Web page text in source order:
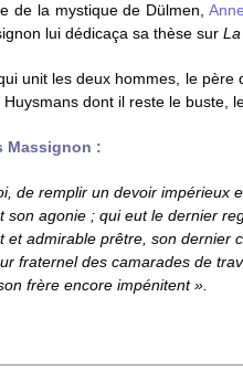
de la mystique de Dülmen
lui dédicaça sa thèse sur
unit les deux hommes, le
dont il reste le buste,
Massignon :
de remplir un devoir impérieux
son agonie ; qui eut le dernier
et admirable prêtre, son dernier
fraternel des camarades de
frère encore impénitent ».